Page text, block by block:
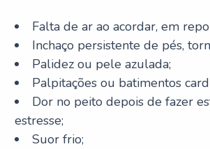
Falta de ar ao acordar, em
Inchaço persistente de pés,
Palidez ou pele azulada;
Palpitações ou batimentos
Dor no peito depois de fazer
estresse;
Suor frio;